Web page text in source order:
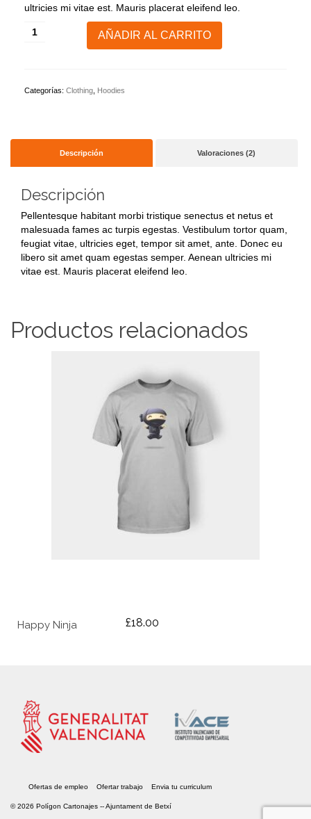
ultricies mi vitae est. Mauris placerat eleifend leo.
Happy
AÑADIR AL CARRITO
Categorías: Clothing Hoodies
Descripción Valoraciones (2)
Descripción
Pellentesque habitant morbi tristique senectus et netus et
malesuada fames ac turpis egestas. Vestibulum tortor quam,
feugiat vitae, ultricies eget, tempor sit amet, ante. Donec eu
libero sit amet quam egestas semper. Aenean ultricies mi
vitae est. Mauris placerat eleifend leo.
Productos relacionados
Happy Ninja £18.00
AÑADIR AL CARRITO
Ofertas de empleo Ofertar trabajo Envia tu curriculum
© 2026 Polígon Cartonajes --Ajuntament de Betxí